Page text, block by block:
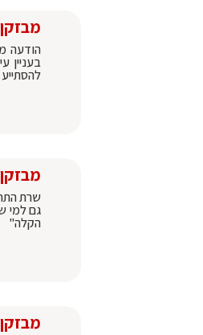
הודעה
בעניין
שרת
גם למי
הקלה"